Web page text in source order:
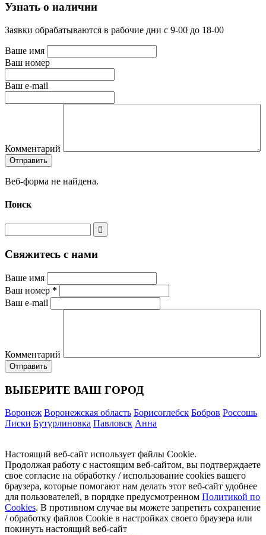
Узнать о наличии
Заявки обрабатываются в рабочие дни с 9-00 до 18-00
Ваше имя
Ваш номер
Ваш e-mail
Комментарий
Веб-форма не найдена.
Поиск
Свяжитесь с нами
Ваше имя
Ваш номер *
Ваш e-mail
Комментарий
ВЫБЕРИТЕ ВАШ ГОРОД
Воронеж Воронежская область Борисоглебск Бобров Россошь
Лиски Бутурлиновка Павловск Анна
Настоящий веб-сайт использует файлы Cookie.
Продолжая работу с настоящим веб-сайтом, вы подтверждаете
свое согласие на обработку / использование cookies вашего
браузера, которые помогают нам делать этот веб-сайт удобнее
для пользователей, в порядке предусмотренном Политикой по
Cookies. В противном случае вы можете запретить сохранение
/ обработку файлов Cookie в настройках своего браузера или
покинуть настоящий веб-сайт